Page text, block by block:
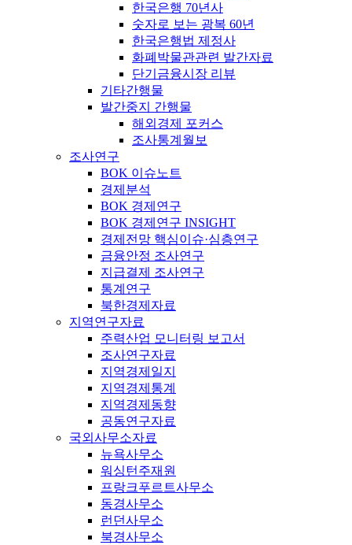
한국은행 70년사
숫자로 보는 광복 60년
한국은행법 제정사
화폐박물관관련 발간자료
단기금융시장 리뷰
기타간행물
발간중지 간행물
해외경제 포커스
조사통계월보
조사연구
BOK 이슈노트
경제분석
BOK 경제연구
BOK 경제연구 INSIGHT
경제전망 핵심이슈·심층연구
금융안정 조사연구
지급결제 조사연구
통계연구
북한경제자료
지역연구자료
주력산업 모니터링 보고서
조사연구자료
지역경제일지
지역경제통계
지역경제동향
공동연구자료
국외사무소자료
뉴욕사무소
워싱턴주재원
프랑크푸르트사무소
동경사무소
런던사무소
북경사무소